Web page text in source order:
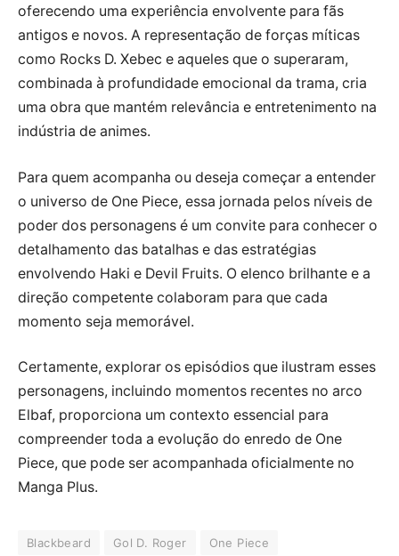
oferecendo uma experiência envolvente para fãs
antigos e novos. A representação de forças míticas
como Rocks D. Xebec e aqueles que o superaram,
combinada à profundidade emocional da trama, cria
uma obra que mantém relevância e entretenimento na
indústria de animes.
Para quem acompanha ou deseja começar a entender
o universo de One Piece, essa jornada pelos níveis de
poder dos personagens é um convite para conhecer o
detalhamento das batalhas e das estratégias
envolvendo Haki e Devil Fruits. O elenco brilhante e a
direção competente colaboram para que cada
momento seja memorável.
Certamente, explorar os episódios que ilustram esses
personagens, incluindo momentos recentes no arco
Elbaf, proporciona um contexto essencial para
compreender toda a evolução do enredo de One
Piece, que pode ser acompanhada oficialmente no
Manga Plus.
Blackbeard Gol D. Roger
One Piece